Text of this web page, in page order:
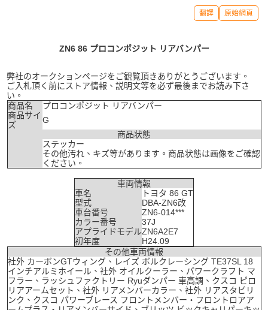
翻譯 原始網頁
ZN6 86 プロコンポジット リアバンパー
弊社のオークションページをご観覧頂きありがとうございます。
ご入札頂く前にストア情報、説明文等を必ず最後までお読み下さ
い。
商品名
プロコンポジット リアバンパー
商品サイ
ズ
G
商品状態
ステッカー
その他汚れ、キズ等があります。商品状態は画像をご確認
ください。
車両情報
車名
トヨタ 86 GT
型式
DBA-ZN6改
車台番号
ZN6-014***
カラー番号
37J
アプライドモデルZN6A2E7
初年度
H24.09
その他車両情報
社外 カーボンGTウィング、レイズ ボルクレーシング TE37SL 18
インチアルミホイール、社外 オイルクーラー、パワークラフト マ
フラー、ラッシュファクトリー Ryuダンパー 車高調、クスコ ピロ
リアアームセット、社外 リアメンバーカラー、社外 リアスタビリ
ンク、クスコ パワーブレース フロントメンバー・フロントロアア